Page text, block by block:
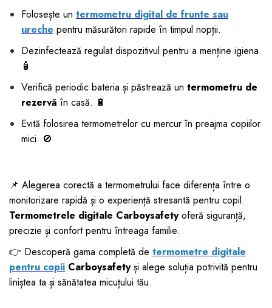
Folosește un termometru digital de frunte sau
ureche pentru măsurători rapide în timpul nopții.
Dezinfectează regulat dispozitivul pentru a menține igiena.
🧴
Verifică periodic bateria și păstrează un termometru de
rezervă în casă. 🔋
Evită folosirea termometrelor cu mercur în preajma copiilor
mici. 🚫
📌 Alegerea corectă a termometrului face diferența între o
monitorizare rapidă și o experiență stresantă pentru copil.
Termometrele digitale Carboysafetyoferă siguranță,
precizie și confort pentru întreaga familie.
👉 Descoperă gama completă de termometre digitale
pentru copii Carboysafetyși alege soluția potrivită pentru
liniștea ta și sănătatea micuțului tău.